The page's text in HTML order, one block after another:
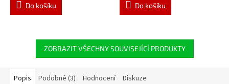
Do košíku Do košíku
ZOBRAZIT VŠECHNY SOUVISEJÍCÍ PRODUKTY
Popis Podobné (3) Hodnocení Diskuze